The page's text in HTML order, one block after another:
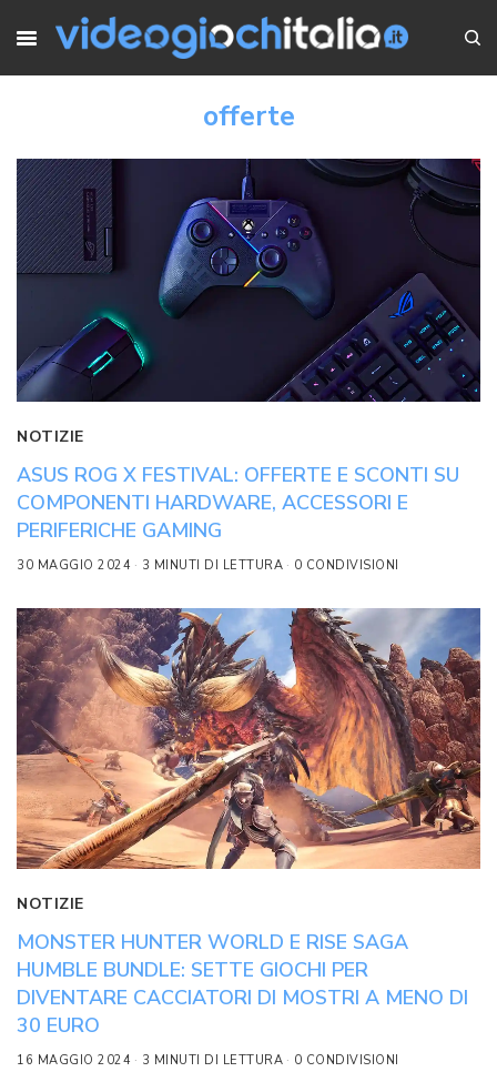
offerte
NOTIZIE
ASUS ROG X FESTIVAL: OFFERTE E SCONTI SU
COMPONENTI HARDWARE, ACCESSORI E
PERIFERICHE GAMING
30 MAGGIO 2024 3 MINUTI DI LETTURA 0 CONDIVISIONI
NOTIZIE
MONSTER HUNTER WORLD E RISE SAGA
HUMBLE BUNDLE: SETTE GIOCHI PER
DIVENTARE CACCIATORI DI MOSTRI A MENO DI
30 EURO
16 MAGGIO 2024 3 MINUTI DI LETTURA 0 CONDIVISIONI